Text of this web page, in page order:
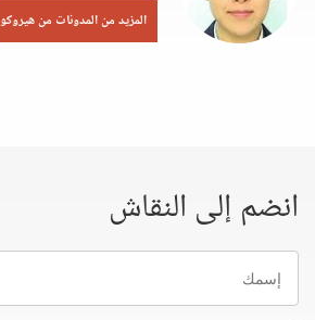
المزيد من المدونات من هيروكو
انضم إلى النقاش
إسمك